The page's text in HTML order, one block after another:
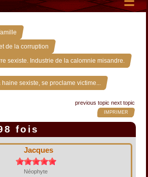
»
de la corruption »
sexiste. Industrie de la calomnie misandre.
sexiste, se proclame victime...
previous topic next topic
IMPRIMER
fois
Jacques
Néophyte